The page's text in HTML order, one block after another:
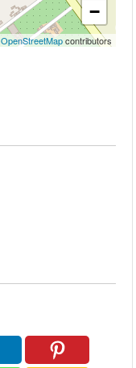
−
OpenStreetMapcontributors